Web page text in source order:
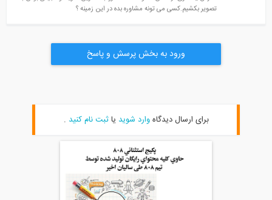
تصویر بکشیم.کسی می تونه مشاوره بده در این زمینه ؟
ورود به بخش پرسش و پاسخ
برای ارسال دیدگاهوارد شویدیاثبت نام کنید.